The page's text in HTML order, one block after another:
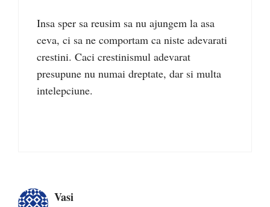
Insa sper sa reusim sa nu ajungem la asa
ceva, ci sa ne comportam ca niste adevarati
crestini. Caci crestinismul adevarat
presupune nu numai dreptate, dar si multa
intelepciune.
Vasi